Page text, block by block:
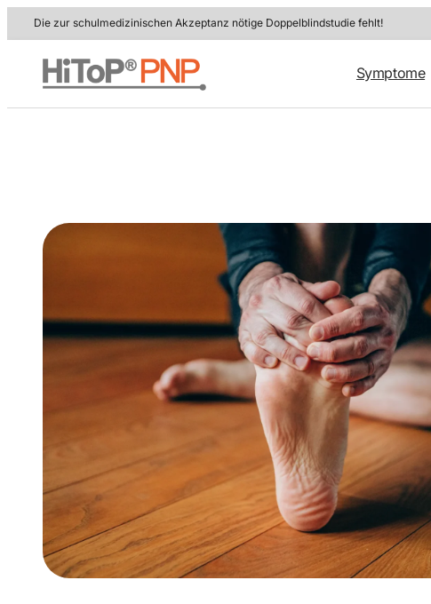
Zum
Inhalt
springen
Die zur schulmedizinischen Akzeptanz nötige Doppelblindstudie fehlt!
Symptome